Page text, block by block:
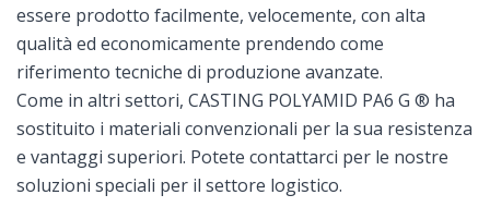
essere prodotto facilmente, velocemente, con alta
qualità ed economicamente prendendo come
riferimento tecniche di produzione avanzate.
Come in altri settori, CASTING POLYAMID PA6 G ® ha
sostituito i materiali convenzionali per la sua resistenza
e vantaggi superiori. Potete contattarci per le nostre
soluzioni speciali per il settore logistico.